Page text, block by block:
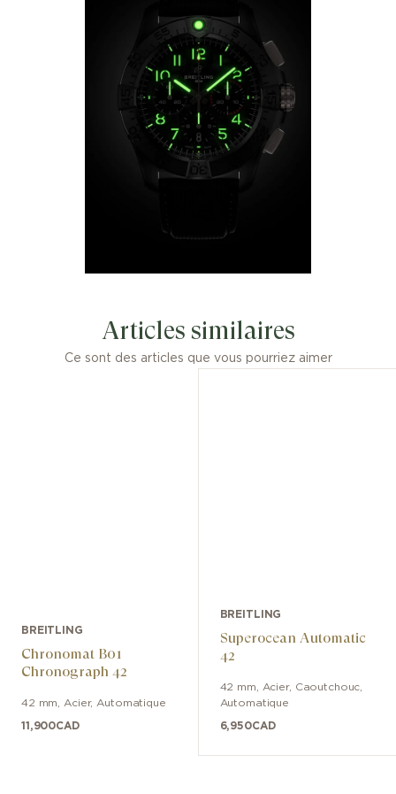
Articles similaires
Ce sont des articles que vous pourriez aimer
BREITLING
Chronomat B01
Chronograph 42
42 mm Acier, Automatique
11,900CAD
BREITLING
Superocean Automatic
42
42 mm Acier, Caoutchouc
Automatique
6,950CAD